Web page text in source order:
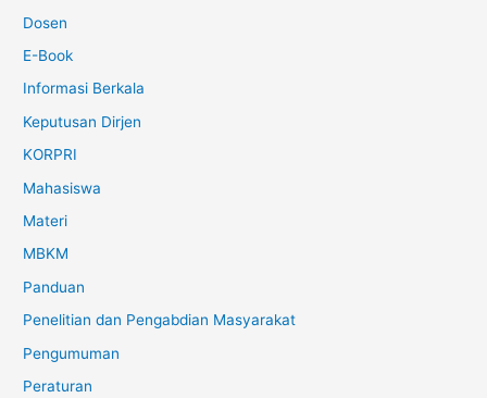
Dosen
E-Book
Informasi Berkala
Keputusan Dirjen
KORPRI
Mahasiswa
Materi
MBKM
Panduan
Penelitian dan Pengabdian Masyarakat
Pengumuman
Peraturan